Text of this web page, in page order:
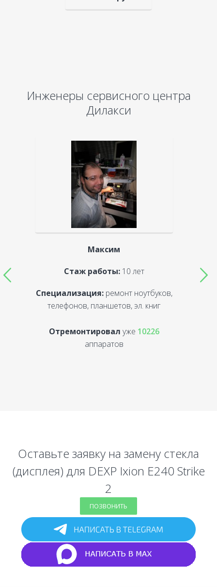
Инженеры сервисного центра
Дилакси
Максим
Стаж работы:10 лет
Специализация:ремонт ноутбуков,
телефонов, планшетов, эл. книг
Отремонтировал уже 10226
аппаратов
Оставьте заявку на замену стекла
(дисплея) для DEXP Ixion E240 Strike
2
ПОЗВОНИТЬ